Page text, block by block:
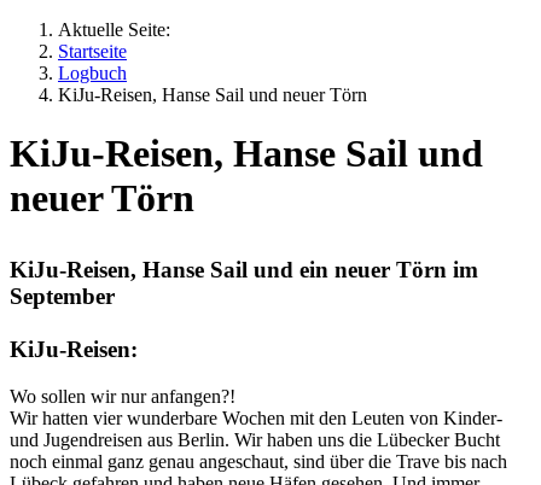
Aktuelle Seite:
Startseite
Logbuch
KiJu-Reisen, Hanse Sail und neuer Törn
KiJu-Reisen, Hanse Sail und
neuer Törn
KiJu-Reisen, Hanse Sail und ein neuer Törn im
September
KiJu-Reisen:
Wo sollen wir nur anfangen?!
Wir hatten vier wunderbare Wochen mit den Leuten von Kinder-
und Jugendreisen aus Berlin. Wir haben uns die Lübecker Bucht
noch einmal ganz genau angeschaut, sind über die Trave bis nach